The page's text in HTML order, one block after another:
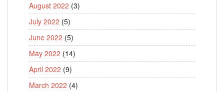
August 2022 (3)
July 2022 (5)
June 2022 (5)
May 2022 (14)
April 2022 (9)
March 2022 (4)